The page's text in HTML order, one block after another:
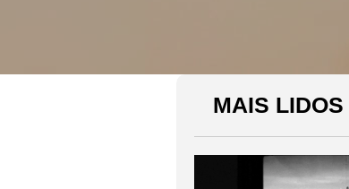
MAIS LIDOS